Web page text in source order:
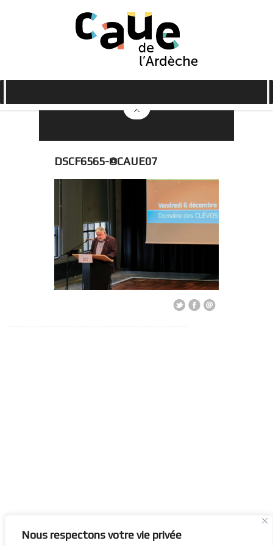
Nous respectons votre vie privée
DSCF6565-©CAUE07